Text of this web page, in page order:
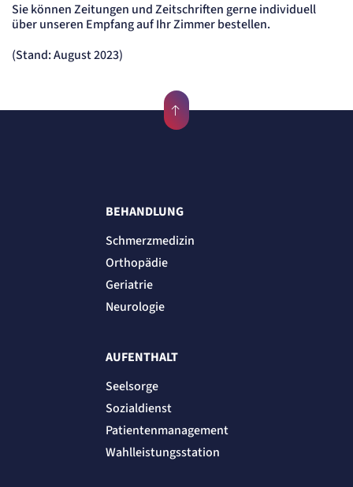
Sie können Zeitungen und Zeitschriften gerne individuell
über unseren Empfang auf Ihr Zimmer bestellen.
(Stand: August 2023)
BEHANDLUNG
Schmerzmedizin
Orthopädie
Geriatrie
Neurologie
AUFENTHALT
Seelsorge
Sozialdienst
Patientenmanagement
Wahlleistungsstation